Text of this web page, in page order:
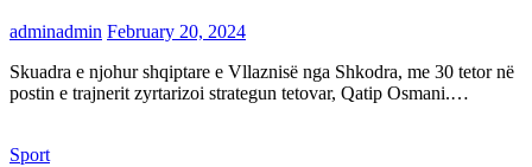
adminadmin February 20, 2024
Skuadra e njohur shqiptare e Vllaznisë nga Shkodra, me 30 tetor në
postin e trajnerit zyrtarizoi strategun tetovar, Qatip Osmani.…
Sport